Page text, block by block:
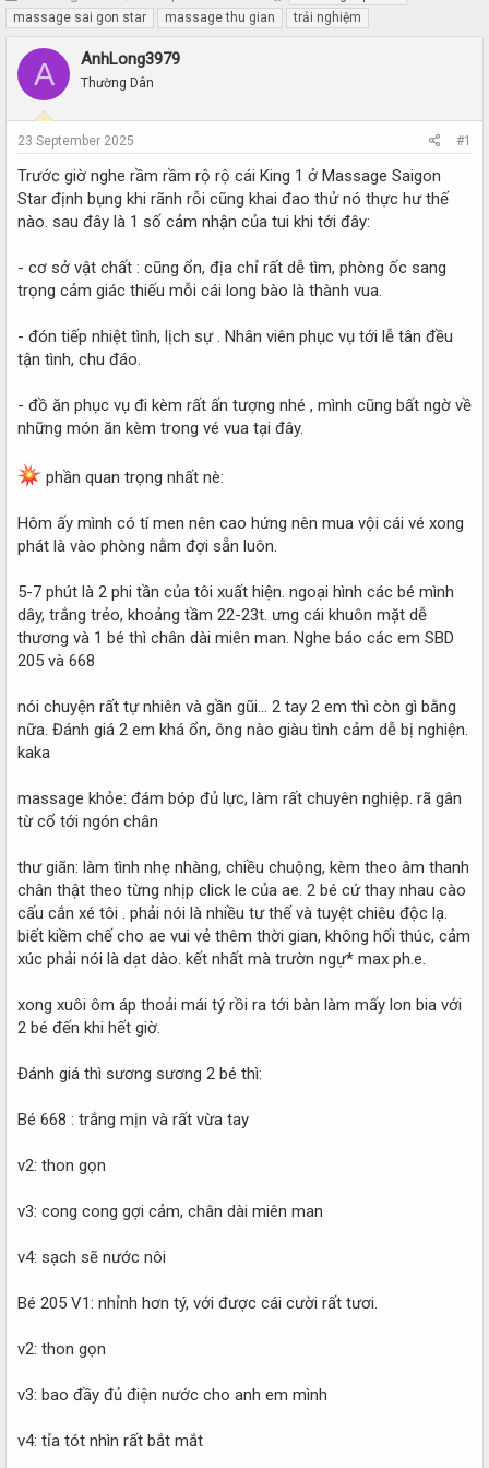
h
r
e
d
a
r
t
e
r
t
a
r
t
d
massage sai gon star
massage thu gian trải nghiệm
A AnhLong3979
Thường Dân
23 September 2025 #1
Trước giờ nghe rầm rầm rộ rộ cái King 1 ở Massage Saigon
Star định bụng khi rãnh rỗi cũng khai đao thử nó thực hư thế
nào. sau đây là 1 số cảm nhận của tui khi tới đây:
- cơ sở vật chất : cũng ổn, địa chỉ rất dễ tìm, phòng ốc sang
trọng cảm giác thiếu mỗi cái long bào là thành vua.
- đón tiếp nhiệt tình, lịch sự . Nhân viên phục vụ tới lễ tân đều
tận tình, chu đáo.
- đồ ăn phục vụ đi kèm rất ấn tượng nhé , mình cũng bất ngờ về
những món ăn kèm trong vé vua tại đây.
phần quan trọng nhất nè:
Hôm ấy mình có tí men nên cao hứng nên mua vội cái vé xong
phát là vào phòng nằm đợi sẵn luôn.
5-7 phút là 2 phi tần của tôi xuất hiện. ngoại hình các bé mình
dây, trắng trẻo, khoảng tầm 22-23t. ưng cái khuôn mặt dễ
thương và 1 bé thì chân dài miên man. Nghe báo các em SBD
205 và 668
nói chuyện rất tự nhiên và gần gũi... 2 tay 2 em thì còn gì bằng
nữa. Đánh giá 2 em khá ổn, ông nào giàu tình cảm dễ bị nghiện.
kaka
massage khỏe: đám bóp đủ lực, làm rất chuyên nghiệp. rã gân
từ cổ tới ngón chân
thư giãn: làm tình nhẹ nhàng, chiều chuộng, kèm theo âm thanh
chân thật theo từng nhịp click le của ae. 2 bé cứ thay nhau cào
cấu cắn xé tôi . phải nói là nhiều tư thế và tuyệt chiêu độc lạ.
biết kiềm chế cho ae vui vẻ thêm thời gian, không hối thúc, cảm
xúc phải nói là dạt dào. kết nhất mà trườn ngự* max ph.e.
xong xuôi ôm áp thoải mái tý rồi ra tới bàn làm mấy lon bia với
2 bé đến khi hết giờ.
Đánh giá thì sương sương 2 bé thì:
Bé 668 : trắng mịn và rất vừa tay
v2: thon gọn
v3: cong cong gợi cảm, chân dài miên man
v4: sạch sẽ nước nôi
Bé 205 V1: nhỉnh hơn tý, với được cái cười rất tươi.
v2: thon gọn
v3: bao đầy đủ điện nước cho anh em mình
v4: tỉa tót nhìn rất bắt mắt